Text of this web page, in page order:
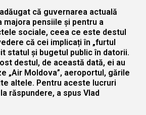
că guvernarea actuală
majora pensiile și pentru a
sociale, ceea ce este destul
că cei implicați în „furtul
statul și bugetul public în datorii.
destul, de această dată, ei au
„Air Moldova”, aeroportul, gările
altele. Pentru aceste lucruri
răspundere, a spus Vlad